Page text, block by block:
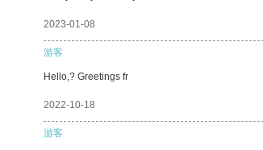
2023-01-08
游客
Hello,? Greetings fr
2022-10-18
游客